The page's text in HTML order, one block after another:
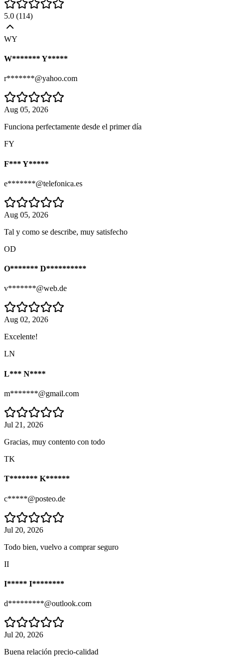
5.0 (114)
WY
W******* Y*****
r*******@yahoo.com
Aug 05, 2026
Funciona perfectamente desde el primer día
FY
F*** Y*****
e*******@telefonica.es
Aug 05, 2026
Tal y como se describe, muy satisfecho
OD
O******* D**********
v*******@web.de
Aug 02, 2026
Excelente!
LN
L*** N****
m*******@gmail.com
Jul 21, 2026
Gracias, muy contento con todo
TK
T******* K******
c*****@posteo.de
Jul 20, 2026
Todo bien, vuelvo a comprar seguro
II
I***** I********
d*********@outlook.com
Jul 20, 2026
Buena relación precio-calidad